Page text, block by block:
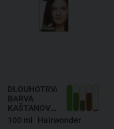
DLOUHOTRVAJÍCÍ
BARVA
KAŠTANOVÁ
4.56
100 ml Hairwonder